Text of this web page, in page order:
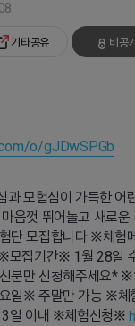
기타공유 비공
o/gJDwSPGb
과 모험심이 가득한 어
음껏 뛰어놀고 새로
단 모집합니다 ※체험
집기간※ 1월 28일
분만 신청해주세요*
일※ 주말만 가능 ※체
일 이내 ※체험신청※